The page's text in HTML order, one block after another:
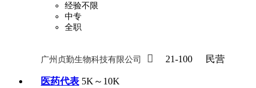
关怀与福利
包住
解决户口
经验不限
中专
全职
广州贞勤生物科技有限公司  21-100
民营
医药代表 5K～10K